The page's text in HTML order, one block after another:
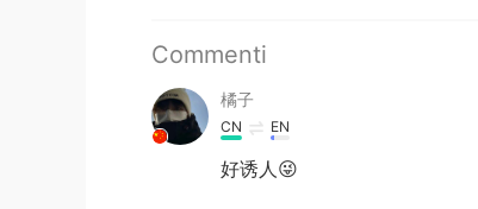
Commenti
橘子
CN EN
好诱人😜